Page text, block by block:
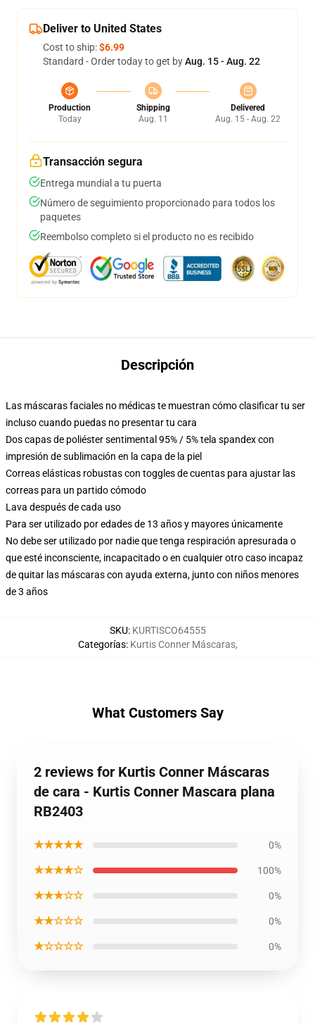
Deliver to United States
Cost to ship:$6.99
Standard - Order today to get byAug. 15 - Aug. 22
Production
Today
Shipping
Aug. 11
Delivered
Aug. 15 - Aug. 22
Transacción segura
Entrega mundial a tu puerta
Número de seguimiento proporcionado para todos los
paquetes
Reembolso completo si el producto no es recibido
Descripción
Las máscaras faciales no médicas te muestran cómo clasificar tu ser
incluso cuando puedas no presentar tu cara
Dos capas de poliéster sentimental 95% / 5% tela spandex con
impresión de sublimación en la capa de la piel
Correas elásticas robustas con toggles de cuentas para ajustar las
correas para un partido cómodo
Lava después de cada uso
Para ser utilizado por edades de 13 años y mayores únicamente
No debe ser utilizado por nadie que tenga respiración apresurada o
que esté inconsciente, incapacitado o en cualquier otro caso incapaz
de quitar las máscaras con ayuda externa, junto con niños menores
de 3 años
SKU: KURTISCO64555
Categorías: Kurtis Conner Máscaras,
What Customers Say
2 reviews for Kurtis Conner Máscaras
de cara - Kurtis Conner Mascara plana
RB2403
★★★★★ 0%
★★★★☆ 100%
★★★☆☆ 0%
★★☆☆☆ 0%
★☆☆☆☆ 0%